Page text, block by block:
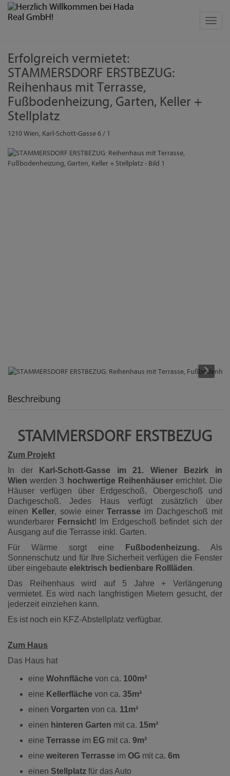
Erfolgreich vermietet:
STAMMERSDORF ERSTBEZUG:
Reihenhaus mit Terrasse,
Fußbodenheizung, Garten, Keller +
Stellplatz
1210 Wien, Karl-Schott-Gasse 6 / 1
Beschreibung
STAMMERSDORF ERSTBEZUG
Zum Projekt
In der
Karl-Schott-Gasse im 21. Wiener Bezirk in
Wienwerden 3 hochwertige Reihenhäusererrichtet. Die
Häuser verfügen über Erdgeschoß, Obergeschoß und
Dachgeschoß. Jedes Haus verfügt zusätzlich über
einen
Keller, sowie einerTerrasse im Dachgeschoß mit
wunderbarer Fernsicht! Im Erdgeschoß befindet sich der
Ausgang auf die Terrasse inkl. Garten.
Für Wärme sorgt eine
Fußbodenheizung. Als
Sonnenschutz und für Ihre Sicherheit verfügen die Fenster
über eingebaute elektrisch bedienbare Rollläden.
Das Reihenhaus wird auf 5 Jahre + Verlängerung
vermietet. Es wird nach langfristigen Mietern gesucht, der
jederzeit einziehen kann.
Es ist noch ein KFZ-Abstellplatz verfügbar.
Zum Haus
Das Haus hat
eine Wohnfläche von ca. 100m²
eine Kellerfläche von ca. 35m²
einen Vorgarten von ca. 11m²
einen hinteren Garten mit ca. 15m²
eine Terrasse im EG mit ca. 9m²
eine weiteren Terrasse im OG mit ca. 6m
einen Stellplatz für das Auto